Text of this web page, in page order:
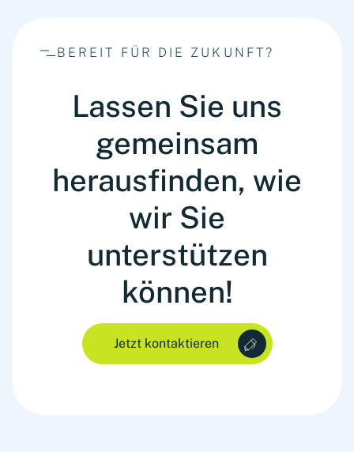
BEREIT FÜR DIE ZUKUNFT?
Lassen Sie uns
gemeinsam
herausfinden, wie
wir Sie
unterstützen
können!
Jetzt kontaktieren